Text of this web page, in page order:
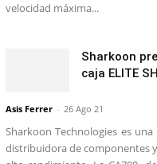
velocidad máxima...
Sharkoon
caja ELITE
Asis Ferrer - 26 Ago 21
Sharkoon Technologies es
distribuidora de componentes